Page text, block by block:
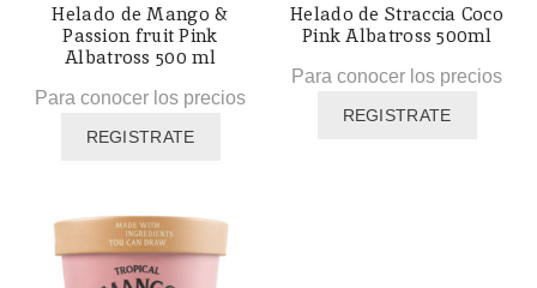
Helado de Mango &
Passion fruit Pink
Albatross 500 ml
Para conocer los precios
REGISTRATE
Helado de Straccia Coco
Pink Albatross 500ml
Para conocer los precios
REGISTRATE